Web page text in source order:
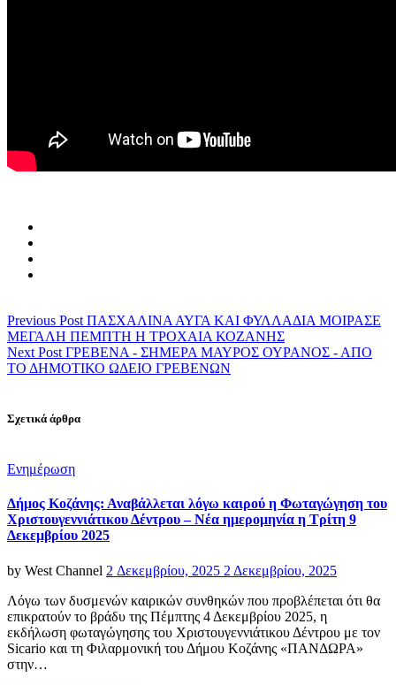
Previous Post ΠΑΣΧΑΛΙΝΑ ΑΥΓΑ ΚΑΙ ΦΥΛΛΑΔΙΑ ΜΟΙΡΑΣΕ
ΜΕΓΑΛΗ ΠΕΜΠΤΗ Η ΤΡΟΧΑΙΑ ΚΟΖΑΝΗΣ
Next Post ΓΡΕΒΕΝΑ - ΣΗΜΕΡΑ ΜΑΥΡΟΣ ΟΥΡΑΝΟΣ - ΑΠΟ
ΤΟ ΔΗΜΟΤΙΚΟ ΩΔΕΙΟ ΓΡΕΒΕΝΩΝ
Σχετικά άρθρα
Categories
Ενημέρωση
Δήμος Κοζάνης: Αναβάλλεται λόγω καιρού η Φωταγώγηση του
Χριστουγεννιάτικου Δέντρου – Νέα ημερομηνία η Τρίτη 9
Δεκεμβρίου 2025
by West Channel Posted
2 Δεκεμβρίου, 2025 2 Δεκεμβρίου, 2025
Λόγω των δυσμενών καιρικών συνθηκών που προβλέπεται ότι θα
επικρατούν το βράδυ της Πέμπτης 4 Δεκεμβρίου 2025, η
εκδήλωση φωταγώγησης του Χριστουγεννιάτικου Δέντρου με τον
Sicario και τη Φιλαρμονική του Δήμου Κοζάνης «ΠΑΝΔΩΡΑ»
στην…